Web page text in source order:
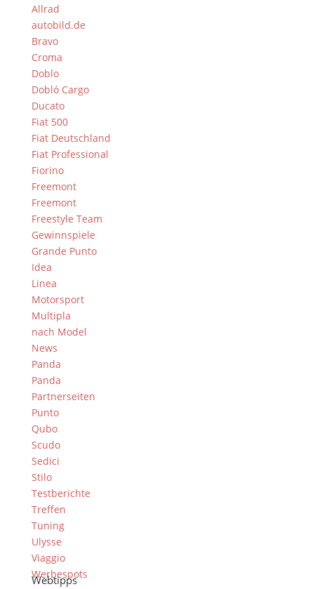
Allrad
autobild.de
Bravo
Croma
Doblo
Dobló Cargo
Ducato
Fiat 500
Fiat Deutschland
Fiat Professional
Fiorino
Freemont
Freemont
Freestyle Team
Gewinnspiele
Grande Punto
Idea
Linea
Motorsport
Multipla
nach Model
News
Panda
Panda
Partnerseiten
Punto
Qubo
Scudo
Sedici
Stilo
Testberichte
Treffen
Tuning
Ulysse
Viaggio
Werbespots
Webtipps